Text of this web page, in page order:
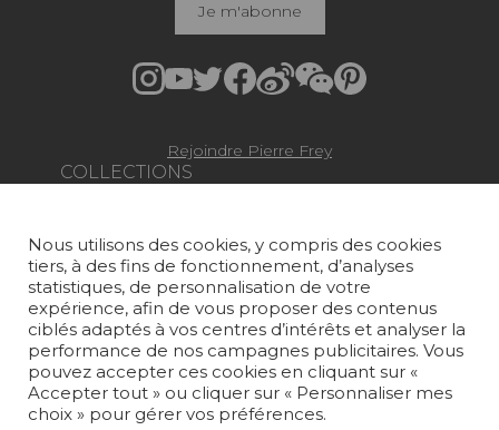
COLLECTIONS
PAPIERS PEINTS
TAPIS ET MOQUETTES
MOBILIER
PROJETS
SUR-MESURE
Je m'abonne
Rejoindre Pierre Frey
Nous utilisons des cookies, y compris des cookies
tiers, à des fins de fonctionnement, d’analyses
statistiques, de personnalisation de votre
expérience, afin de vous proposer des contenus
ciblés adaptés à vos centres d’intérêts et analyser la
performance de nos campagnes publicitaires. Vous
pouvez accepter ces cookies en cliquant sur «
Accepter tout » ou cliquer sur « Personnaliser mes
choix » pour gérer vos préférences.